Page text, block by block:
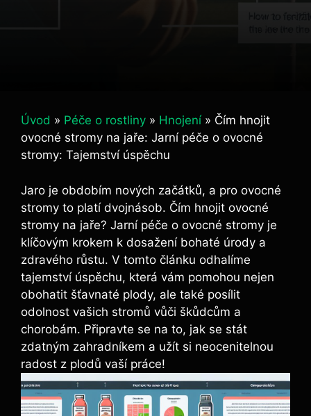
Úvod » Péče o rostliny » Hnojení » Čím hnojit
ovocné stromy na jaře: Jarní péče o ovocné
stromy: Tajemství úspěchu
Jaro je obdobím nových začátků, a pro ovocné⁣
stromy to‌ platí dvojnásob. Čím hnojit‌ ovocné
stromy na jaře? Jarní péče ​o​ ovocné stromy je
klíčovým ⁢krokem k dosažení‌ bohaté úrody a
zdravého růstu. V tomto ‌článku odhalíme
tajemství úspěchu, která vám pomohou nejen
obohatit šťavnaté plody, ale také posílit
odolnost vašich stromů vůči škůdcům ⁢a
‌chorobám. Připravte se na to, jak se ⁣stát⁤
zdatným zahradníkem a užít si neocenitelnou
radost z plodů vaší práce!